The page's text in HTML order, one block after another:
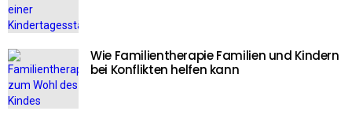
Wie Familientherapie Familien und Kindern
bei Konflikten helfen kann